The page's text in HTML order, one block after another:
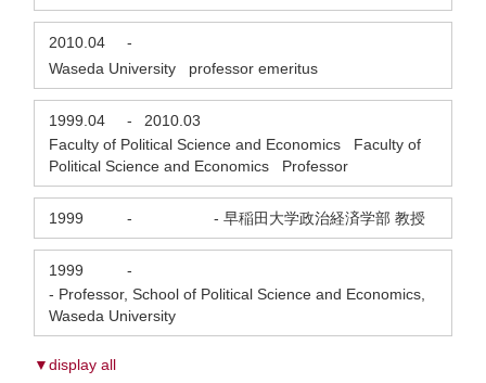
2010.04
-
Waseda University professor emeritus
1999.04 -
2010.03
Faculty of Political Science and Economics Faculty of
Political Science and Economics Professor
1999 - - 早稲田大学政治経済学部 教授
1999
-
- Professor, School of Political Science and Economics,
Waseda University
▼display all